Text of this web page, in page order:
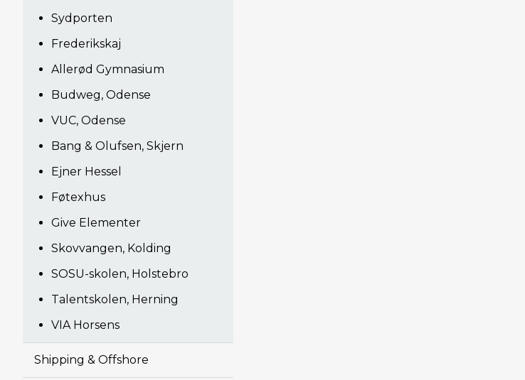
Sydporten
Frederikskaj
Allerød Gymnasium
Budweg, Odense
VUC, Odense
Bang & Olufsen, Skjern
Ejner Hessel
Føtexhus
Give Elementer
Skovvangen, Kolding
SOSU-skolen, Holstebro
Talentskolen, Herning
VIA Horsens
Shipping & Offshore